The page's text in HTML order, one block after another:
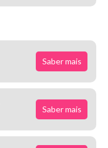
Saber mais
Saber mais